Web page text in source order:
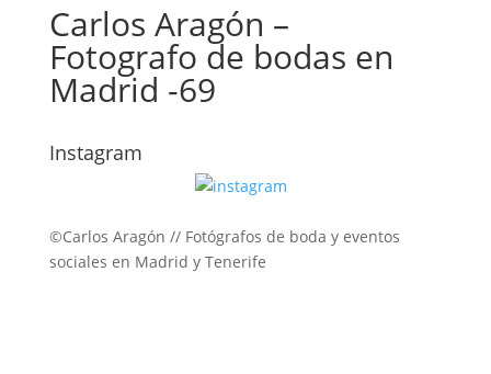
Carlos Aragón –
Fotografo de bodas en
Madrid -69
Instagram
©Carlos Aragón // Fotógrafos de boda y eventos
sociales en Madrid y Tenerife